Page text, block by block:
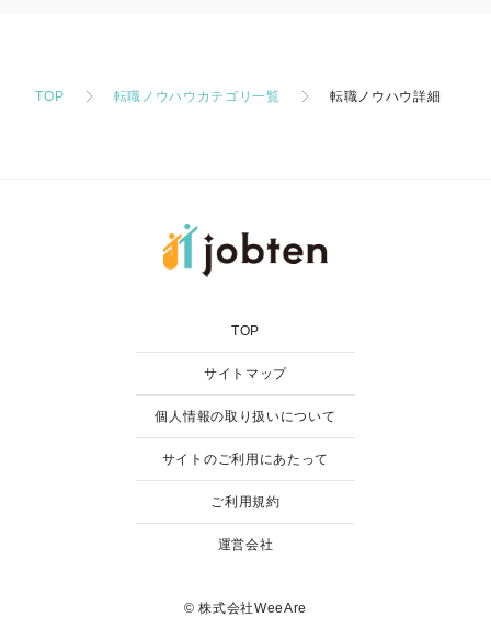
TOP 転職ノウハウカテゴリ一覧 転職ノウハウ詳細
TOP
サイトマップ
個人情報の取り扱いについて
サイトのご利用にあたって
ご利用規約
運営会社
© 株式会社WeeAre